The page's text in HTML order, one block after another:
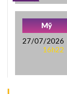
Mỹ
27/07/2026
16h22